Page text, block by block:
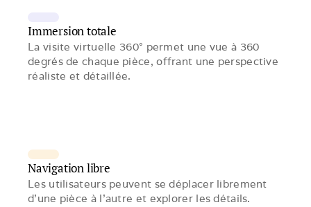
Immersion totale
La visite virtuelle 360° permet une vue à 360
degrés de chaque pièce, offrant une perspective
réaliste et détaillée.
Navigation libre
Les utilisateurs peuvent se déplacer librement
d’une pièce à l’autre et explorer les détails.